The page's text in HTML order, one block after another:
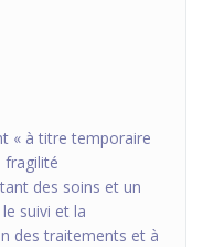
« à titre temporaire
fragilité
des soins et un
suivi et la
des traitements et à